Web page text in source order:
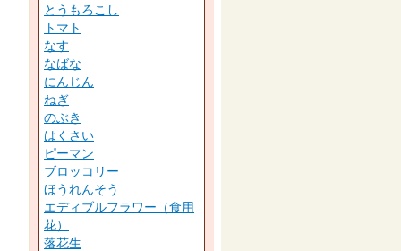
とうもろこし
トマト
なす
なばな
にんじん
ねぎ
のぶき
はくさい
ピーマン
ブロッコリー
ほうれんそう
エディブルフラワー（食用
花）
落花生